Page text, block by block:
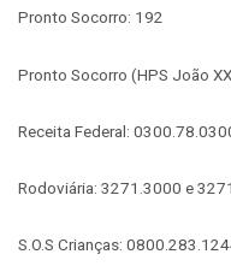
Pronto Socorro: 192
Pronto Socorro (HPS João
Receita Federal:
Rodoviária: 3271.3000 e
S.O.S Crianças: